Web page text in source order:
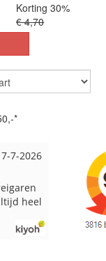
Korting 30%
€ 4,70
*
7-2026 Nell uit
Goed